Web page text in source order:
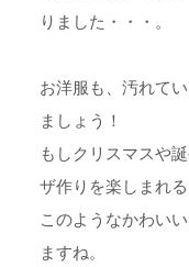
りました・・・。
お洋服も、汚れて
ましょう！
もしクリスマスや
ザ作りを楽しまれる
このようなかわい
ますね。